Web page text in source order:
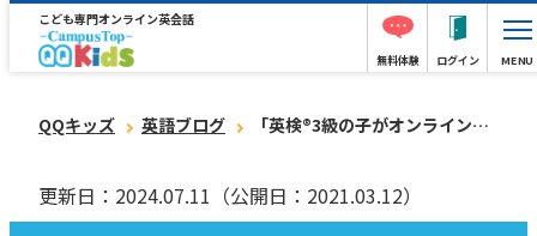
こども専門オンライン英会話
無料体験 ログイン MENU
QQキッズ 英語ブログ 「英検®︎3級の子がオンライン英会話で話せるようになりますか？」QQキッズ知恵袋#23
更新日：2024.07.11 （公開日：2021.03.12）